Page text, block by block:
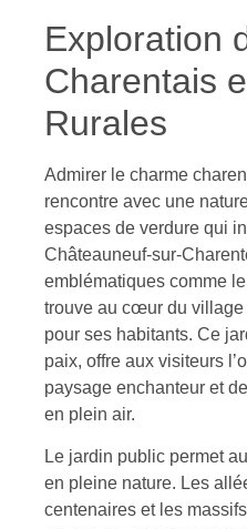
Exploration
Charentais
Rurales
Admirer le charme
rencontre avec une
espaces de verdure qui
Châteauneuf-sur-
emblématiques comme
trouve au cœur du village
pour ses habitants. Ce
paix, offre aux visiteurs
paysage enchanteur et
en plein air.
Le jardin public permet
en pleine nature. Les
centenaires et les